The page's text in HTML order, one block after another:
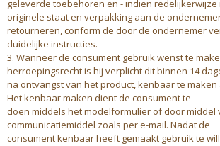
geleverde toebehoren en - indien redelijkerwijze
originele staat en verpakking aan de
retourneren, conform de door de ondernemer
duidelijke instructies.
3. Wanneer de consument gebruik wenst te
herroepingsrecht is hij verplicht dit binnen 14
na ontvangst van het product, kenbaar te
Het kenbaar maken dient de consument te
doen middels het modelformulier of door middel
communicatiemiddel zoals per e-mail. Nadat de
consument kenbaar heeft gemaakt gebruik te